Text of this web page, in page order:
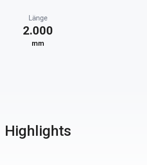
Länge
2.000
mm
Highlights